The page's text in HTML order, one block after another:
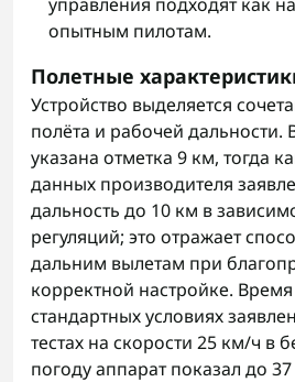
опытным пилотам.
Полетные
Устройство выделяется
полёта и рабочей дальности.
указана отметка 9 км, тогда
данных производителя
дальность до 10 км в
регуляций; это отражает
дальним вылетам при
корректной настройке.
стандартных условиях
тестах на скорости 25 км/ч в
погоду аппарат показал до